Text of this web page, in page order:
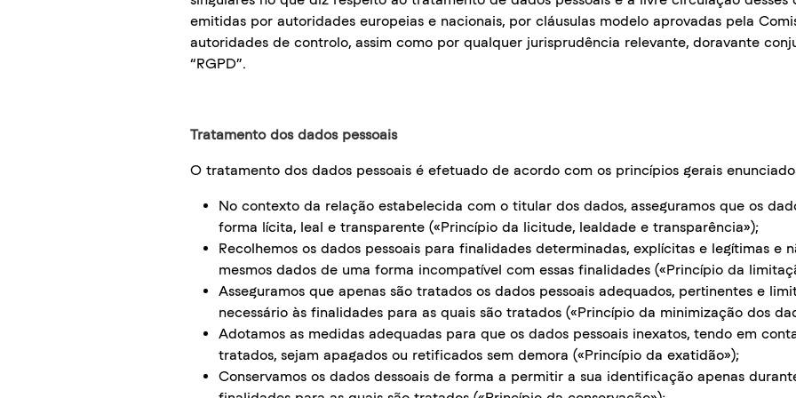
emitidas por autoridades europeias e nacionais, por cláusulas modelo aprovadas pela
autoridades de controlo, assim como por qualquer jurisprudência relevante, doravante
“RGPD”.
Tratamento dos dados pessoais
O tratamento dos dados pessoais é efetuado de acordo com os princípios gerais
No contexto da relação estabelecida com o titular dos dados, asseguramos que os
forma lícita, leal e transparente («Princípio da licitude, lealdade e transparência»);
Recolhemos os dados pessoais para finalidades determinadas, explícitas e legítimas e
mesmos dados de uma forma incompatível com essas finalidades («Princípio da
Asseguramos que apenas são tratados os dados pessoais adequados, pertinentes e
necessário às finalidades para as quais são tratados («Princípio da minimização dos
Adotamos as medidas adequadas para que os dados pessoais inexatos, tendo em
tratados, sejam apagados ou retificados sem demora («Princípio da exatidão»);
Conservamos os dados dessoais de forma a permitir a sua identificação apenas